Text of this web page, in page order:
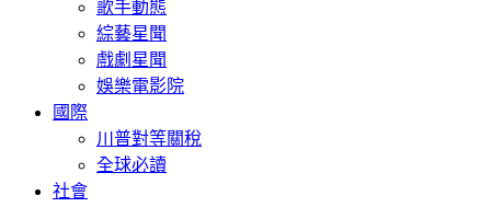
歌手動態
綜藝星聞
戲劇星聞
娛樂電影院
國際
川普對等關稅
全球必讀
社會